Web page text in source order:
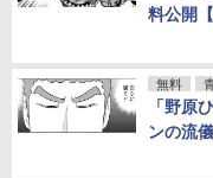
料公開【
無料
「野原
ンの流